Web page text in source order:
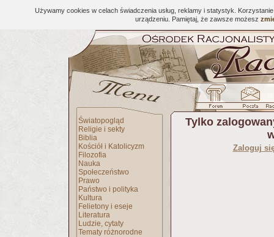
Używamy cookies w celach świadczenia usług, reklamy i statystyk.
urządzeniu. Pamiętaj, że zawsze możesz
Światopogląd
Religie i sekty
Biblia
Kościół i Katolicyzm
Filozofia
Nauka
Społeczeństwo
Prawo
Państwo i polityka
Kultura
Felietony i eseje
Literatura
Ludzie, cytaty
Tematy różnorodne
Tylko
Zaloguj